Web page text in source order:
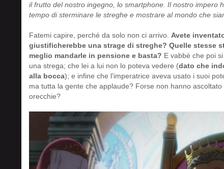
il frutto del nostro ingegno, lo smartphone. Il nostro impero
tempo di sterminare le streghe e mostrare al mondo che
Fatemi capire, perché da solo non ci arrivo. Avete
giustificherebbe una strage di streghe? Quelle stesse
meglio mandarle in pensione e basta? E vabbè che poi
una strega; che lei a lui non lo poteva vedere (dato che
alla bocca); e infine che l'imperatrice aveva usato i suoi
ma tutta la gente che applaude? Forse non hanno
orecchie?